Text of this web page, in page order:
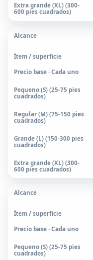
Precio base · Cada uno
Precio base · Cada uno